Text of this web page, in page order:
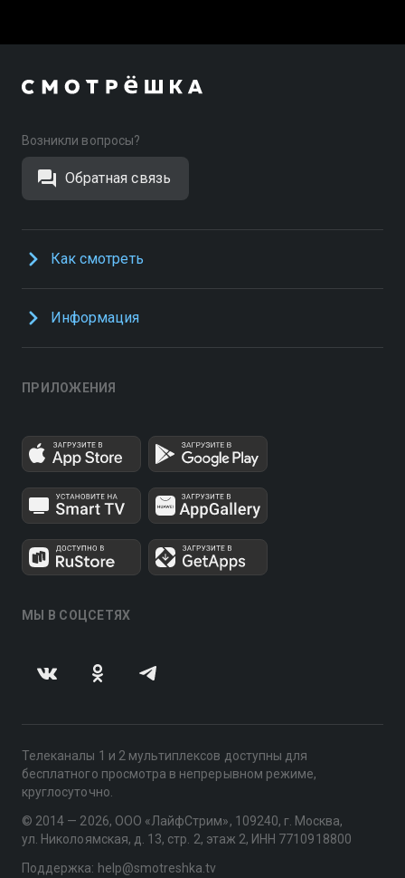
Возникли вопросы?
Обратная связь
Как смотреть
Информация
ПРИЛОЖЕНИЯ
МЫ В СОЦСЕТЯХ
Телеканалы 1 и 2 мультиплексов доступны для
бесплатного просмотра в непрерывном режиме,
круглосуточно.
© 2014 — 2026, ООО «ЛайфСтрим», 109240, г. Москва,
ул. Николоямская, д. 13, стр. 2, этаж 2, ИНН 7710918800
Поддержка: help@smotreshka.tv